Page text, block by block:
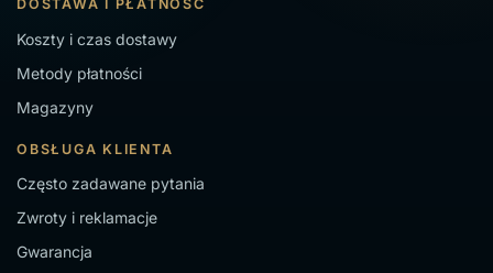
DOSTAWA I PŁATNOŚĆ
Koszty i czas dostawy
Metody płatności
Magazyny
OBSŁUGA KLIENTA
Często zadawane pytania
Zwroty i reklamacje
Gwarancja